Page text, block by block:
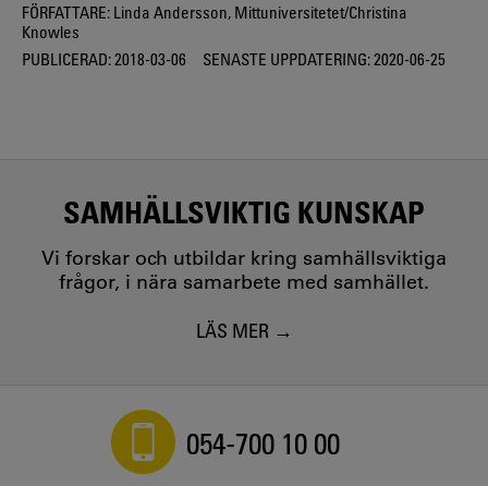
FÖRFATTARE: Linda Andersson, Mittuniversitetet/Christina
Knowles
PUBLICERAD:2018-03-06 SENASTE UPPDATERING:2020-06-25
SAMHÄLLSVIKTIG KUNSKAP
Vi forskar och utbildar kring samhällsviktiga
frågor, i nära samarbete med samhället.
LÄS MER
054-700 10 00